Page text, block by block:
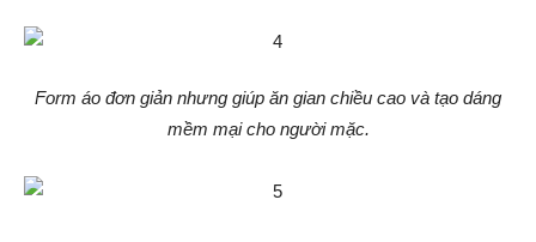
Form áo đơn giản nhưng giúp ăn gian chiều cao và tạo dáng
mềm mại cho người mặc.